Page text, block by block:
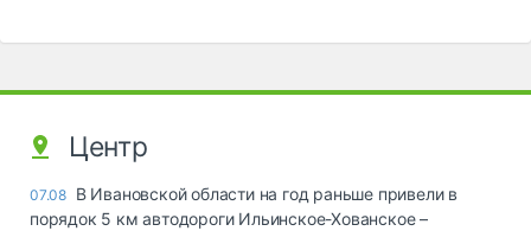
Центр
07.08 В Ивановской области на год раньше привели в
порядок 5 км автодороги Ильинское-Хованское –